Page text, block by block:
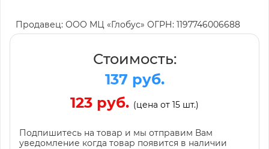
Продавец: ООО МЦ «Глобус» ОГРН: 1197746006688
Стоимость:
137 руб.
123 руб. (цена от 15 шт.)
Подпишитесь на товар и мы отправим Вам
уведомление когда товар появится в наличии